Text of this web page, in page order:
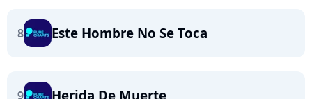
8 Este Hombre No Se Toca
9 Herida De Muerte